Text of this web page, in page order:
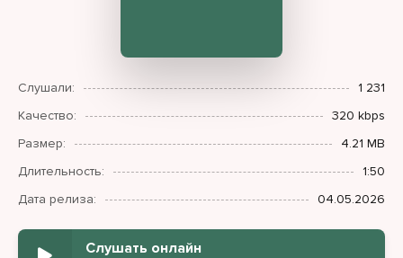
Слушали:
1 231
Качество:
320 kbps
Размер:
4.21 MB
Длительность:
1:50
Дата релиза:
04.05.2026
Слушать онлайн